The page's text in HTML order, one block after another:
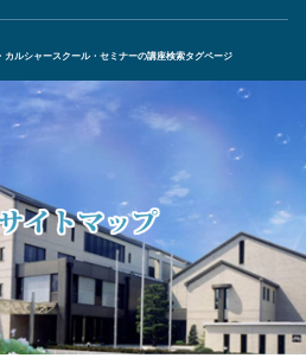
カルシャースクール・セミナーの講座検索タグページ